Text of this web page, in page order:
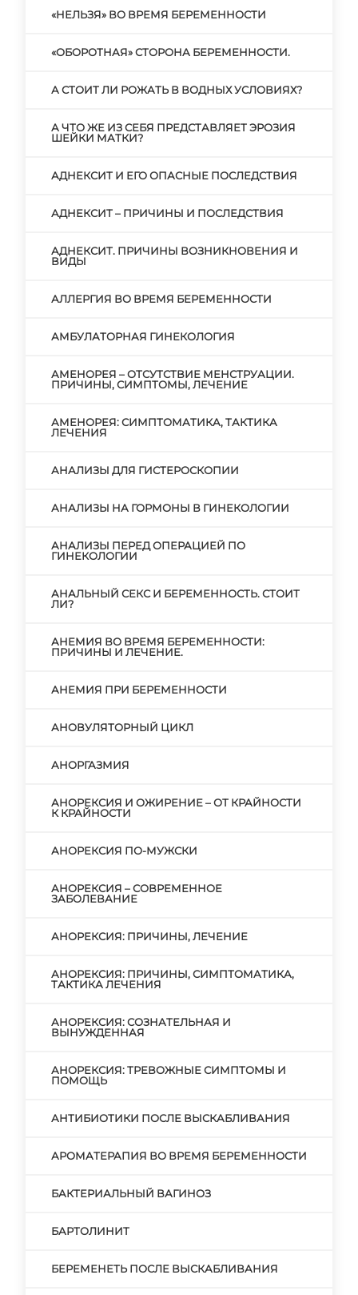
«НЕЛЬЗЯ» ВО ВРЕМЯ БЕРЕМЕННОСТИ
«ОБОРОТНАЯ» СТОРОНА БЕРЕМЕННОСТИ.
А СТОИТ ЛИ РОЖАТЬ В ВОДНЫХ УСЛОВИЯХ?
А ЧТО ЖЕ ИЗ СЕБЯ ПРЕДСТАВЛЯЕТ ЭРОЗИЯ
ШЕЙКИ МАТКИ?
АДНЕКСИТ И ЕГО ОПАСНЫЕ ПОСЛЕДСТВИЯ
АДНЕКСИТ – ПРИЧИНЫ И ПОСЛЕДСТВИЯ
АДНЕКСИТ. ПРИЧИНЫ ВОЗНИКНОВЕНИЯ И
ВИДЫ
АЛЛЕРГИЯ ВО ВРЕМЯ БЕРЕМЕННОСТИ
АМБУЛАТОРНАЯ ГИНЕКОЛОГИЯ
АМЕНОРЕЯ – ОТСУТСТВИЕ МЕНСТРУАЦИИ.
ПРИЧИНЫ, СИМПТОМЫ, ЛЕЧЕНИЕ
АМЕНОРЕЯ: СИМПТОМАТИКА, ТАКТИКА
ЛЕЧЕНИЯ
АНАЛИЗЫ ДЛЯ ГИСТЕРОСКОПИИ
АНАЛИЗЫ НА ГОРМОНЫ В ГИНЕКОЛОГИИ
АНАЛИЗЫ ПЕРЕД ОПЕРАЦИЕЙ ПО
ГИНЕКОЛОГИИ
АНАЛЬНЫЙ СЕКС И БЕРЕМЕННОСТЬ. СТОИТ
ЛИ?
АНЕМИЯ ВО ВРЕМЯ БЕРЕМЕННОСТИ:
ПРИЧИНЫ И ЛЕЧЕНИЕ.
АНЕМИЯ ПРИ БЕРЕМЕННОСТИ
АНОВУЛЯТОРНЫЙ ЦИКЛ
АНОРГАЗМИЯ
АНОРЕКСИЯ И ОЖИРЕНИЕ – ОТ КРАЙНОСТИ
К КРАЙНОСТИ
АНОРЕКСИЯ ПО-МУЖСКИ
АНОРЕКСИЯ – СОВРЕМЕННОЕ
ЗАБОЛЕВАНИЕ
АНОРЕКСИЯ: ПРИЧИНЫ, ЛЕЧЕНИЕ
АНОРЕКСИЯ: ПРИЧИНЫ, СИМПТОМАТИКА,
ТАКТИКА ЛЕЧЕНИЯ
АНОРЕКСИЯ: СОЗНАТЕЛЬНАЯ И
ВЫНУЖДЕННАЯ
АНОРЕКСИЯ: ТРЕВОЖНЫЕ СИМПТОМЫ И
ПОМОЩЬ
АНТИБИОТИКИ ПОСЛЕ ВЫСКАБЛИВАНИЯ
АРОМАТЕРАПИЯ ВО ВРЕМЯ БЕРЕМЕННОСТИ
БАКТЕРИАЛЬНЫЙ ВАГИНОЗ
БАРТОЛИНИТ
БЕРЕМЕНЕТЬ ПОСЛЕ ВЫСКАБЛИВАНИЯ